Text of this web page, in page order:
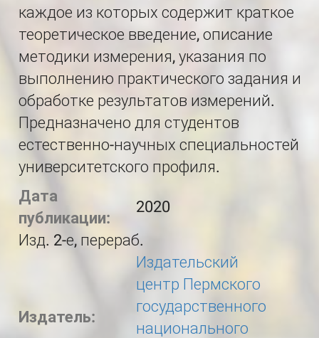
каждое из которых содержит краткое
теоретическое введение, описание
методики измерения, указания по
выполнению практического задания и
обработке результатов измерений.
Предназначено для студентов
естественно-научных специальностей
университетского профиля.
Дата
публикации:
2020
Изд. 2-е, перераб.
Издатель:
Издательский
центр Пермского
государственного
национального